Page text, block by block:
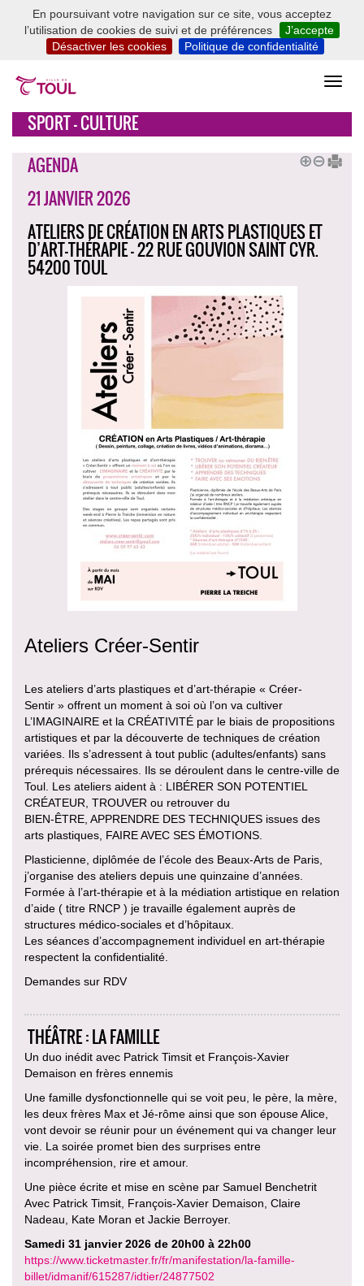
En poursuivant votre navigation sur ce site, vous acceptez
l’utilisation de cookies de suivi et de préférences
J’accepte
Désactiver les cookies
Politique de confidentialité
SPORT - CULTURE
AGENDA
21 JANVIER 2026
ATELIERS DE CRÉATION EN ARTS PLASTIQUES ET
D’ART-THÉRAPIE - 22 RUE GOUVION SAINT CYR.
54200 TOUL
Ateliers Créer-Sentir
Les ateliers d’arts plastiques et d’art-thérapie « Créer-
Sentir » offrent un moment à soi où l’on va cultiver
L’IMAGINAIRE et la CRÉATIVITÉ par le biais de propositions
artistiques et par la découverte de techniques de création
variées. Ils s’adressent à tout public (adultes/enfants) sans
prérequis nécessaires. Ils se déroulent dans le centre-ville de
Toul. Les ateliers aident à : LIBÉRER SON POTENTIEL
CRÉATEUR, TROUVER ou retrouver du
BIEN-ÊTRE, APPRENDRE DES TECHNIQUES issues des
arts plastiques, FAIRE AVEC SES ÉMOTIONS.
Plasticienne, diplômée de l’école des Beaux-Arts de Paris,
j’organise des ateliers depuis une quinzaine d’années.
Formée à l’art-thérapie et à la médiation artistique en relation
d’aide ( titre RNCP ) je travaille également auprès de
structures médico-sociales et d’hôpitaux.
Les séances d’accompagnement individuel en art-thérapie
respectent la confidentialité.
Demandes sur RDV
THÉÂTRE : LA FAMILLE
Un duo inédit avec Patrick Timsit et François-Xavier
Demaison en frères ennemis
Une famille dysfonctionnelle qui se voit peu, le père, la mère,
les deux frères Max et Jé-rôme ainsi que son épouse Alice,
vont devoir se réunir pour un événement qui va changer leur
vie. La soirée promet bien des surprises entre
incompréhension, rire et amour.
Une pièce écrite et mise en scène par Samuel Benchetrit
Avec Patrick Timsit, François-Xavier Demaison, Claire
Nadeau, Kate Moran et Jackie Berroyer.
Samedi 31 janvier 2026 de 20h00 à 22h00
https://www.ticketmaster.fr/fr/manifestation/la-famille-
billet/idmanif/615287/idtier/24877502